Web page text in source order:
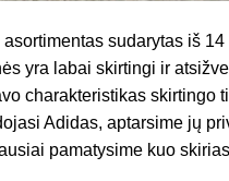
sudarytas iš
yra labai skirtingi ir
charakteristikas skirtingo
Adidas, aptarsime jų
pamatysime kuo